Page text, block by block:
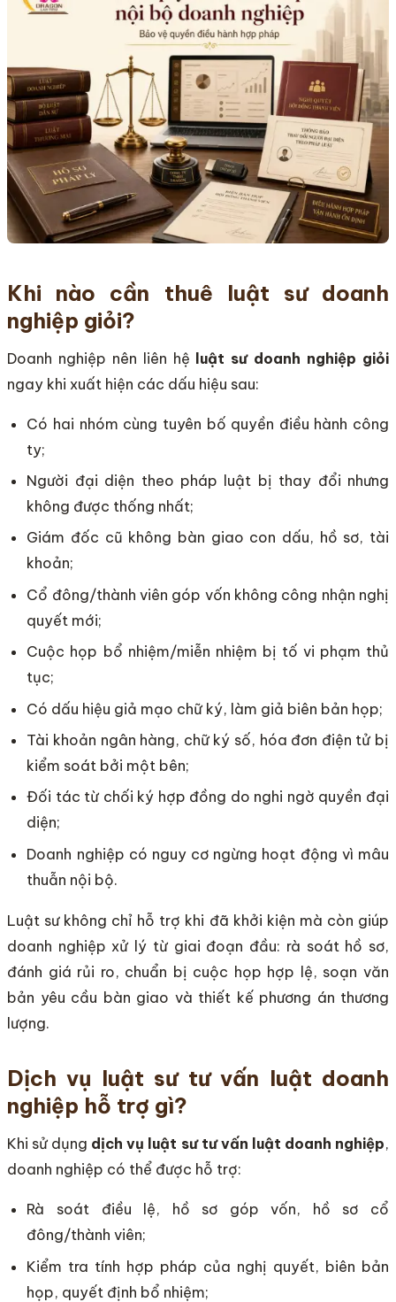
Khi nào cần thuê luật sư doanh
nghiệp giỏi?
Doanh nghiệp nên liên hệ luật sư doanh nghiệp giỏi
ngay khi xuất hiện các dấu hiệu sau:
Có hai nhóm cùng tuyên bố quyền điều hành công
ty;
Người đại diện theo pháp luật bị thay đổi nhưng
không được thống nhất;
Giám đốc cũ không bàn giao con dấu, hồ sơ, tài
khoản;
Cổ đông/thành viên góp vốn không công nhận nghị
quyết mới;
Cuộc họp bổ nhiệm/miễn nhiệm bị tố vi phạm thủ
tục;
Có dấu hiệu giả mạo chữ ký, làm giả biên bản họp;
Tài khoản ngân hàng, chữ ký số, hóa đơn điện tử bị
kiểm soát bởi một bên;
Đối tác từ chối ký hợp đồng do nghi ngờ quyền đại
diện;
Doanh nghiệp có nguy cơ ngừng hoạt động vì mâu
thuẫn nội bộ.
Luật sư không chỉ hỗ trợ khi đã khởi kiện mà còn giúp
doanh nghiệp xử lý từ giai đoạn đầu: rà soát hồ sơ,
đánh giá rủi ro, chuẩn bị cuộc họp hợp lệ, soạn văn
bản yêu cầu bàn giao và thiết kế phương án thương
lượng.
Dịch vụ luật sư tư vấn luật doanh
nghiệp hỗ trợ gì?
Khi sử dụng dịch vụ luật sư tư vấn luật doanh nghiệp,
doanh nghiệp có thể được hỗ trợ:
Rà soát điều lệ, hồ sơ góp vốn, hồ sơ cổ
đông/thành viên;
Kiểm tra tính hợp pháp của nghị quyết, biên bản
họp, quyết định bổ nhiệm;